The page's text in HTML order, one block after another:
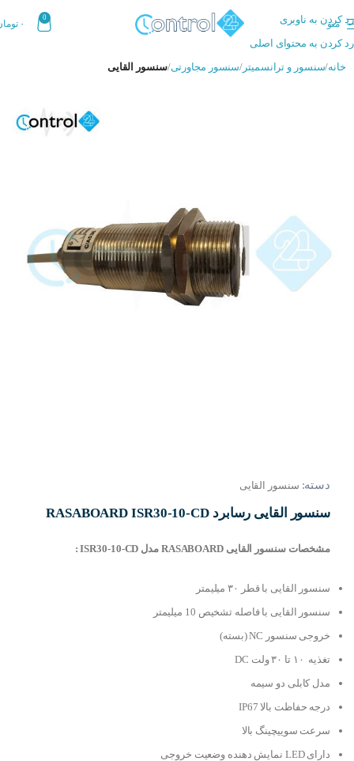
رد کردن به ناوبری
رد کردن به محتوای اصلی
منو
0
۰
خانه سنسور و ترانسمیتر سنسور مجاورتی سنسور القایی
دسته: سنسور القایی
سنسور القایی رسابرد RASABOARD ISR30-10-CD
مشخصات سنسور القایی RASABOARD مدل ISR30-10-CD :
سنسور القایی با قطر ۳۰ میلیمتر
سنسور القایی با فاصله تشخیص 10 میلیمتر
خروجی سنسور NC (بسته)
تغذیه ۱۰ تا ۳۰ ولت DC
مدل کابلی دو سیمه
درجه حفاظت بالا IP67
سرعت سوییچینگ بالا
دارای LED نمایش دهنده وضعیت خروجی